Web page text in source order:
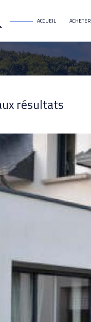
ACCUEIL ACHETER
appartement
résultats